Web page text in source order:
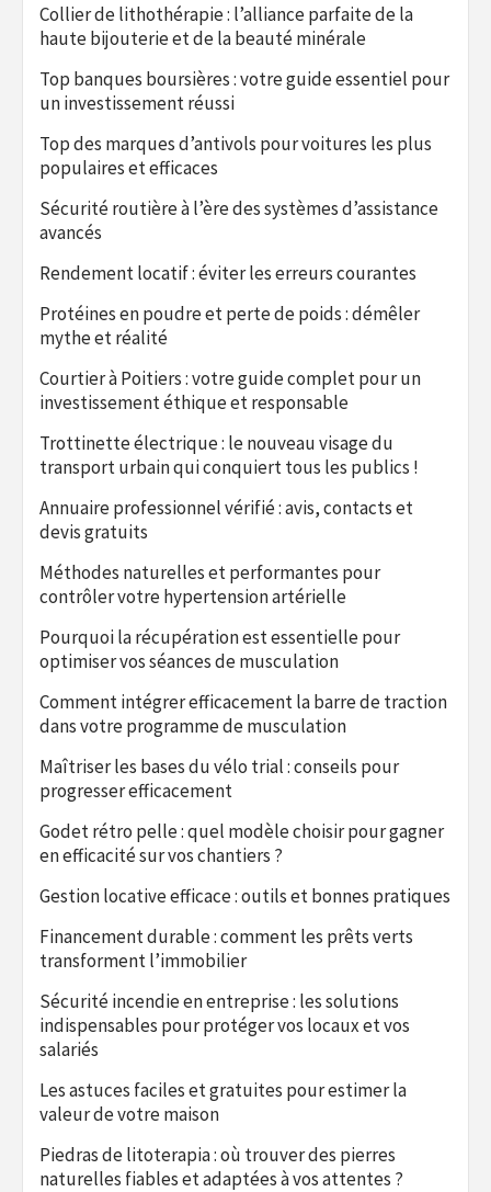
Collier de lithothérapie : l’alliance parfaite de la
haute bijouterie et de la beauté minérale
Top banques boursières : votre guide essentiel pour
un investissement réussi
Top des marques d’antivols pour voitures les plus
populaires et efficaces
Sécurité routière à l’ère des systèmes d’assistance
avancés
Rendement locatif : éviter les erreurs courantes
Protéines en poudre et perte de poids : démêler
mythe et réalité
Courtier à Poitiers : votre guide complet pour un
investissement éthique et responsable
Trottinette électrique : le nouveau visage du
transport urbain qui conquiert tous les publics !
Annuaire professionnel vérifié : avis, contacts et
devis gratuits
Méthodes naturelles et performantes pour
contrôler votre hypertension artérielle
Pourquoi la récupération est essentielle pour
optimiser vos séances de musculation
Comment intégrer efficacement la barre de traction
dans votre programme de musculation
Maîtriser les bases du vélo trial : conseils pour
progresser efficacement
Godet rétro pelle : quel modèle choisir pour gagner
en efficacité sur vos chantiers ?
Gestion locative efficace : outils et bonnes pratiques
Financement durable : comment les prêts verts
transforment l’immobilier
Sécurité incendie en entreprise : les solutions
indispensables pour protéger vos locaux et vos
salariés
Les astuces faciles et gratuites pour estimer la
valeur de votre maison
Piedras de litoterapia : où trouver des pierres
naturelles fiables et adaptées à vos attentes ?